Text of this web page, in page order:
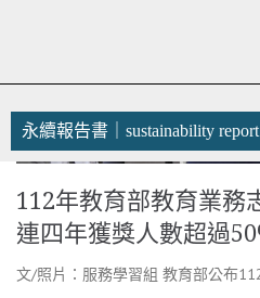
永續報告書｜sustainability report